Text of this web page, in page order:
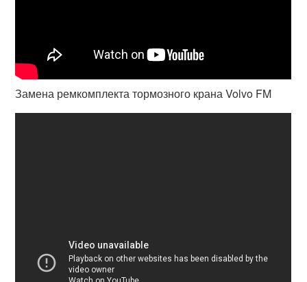
Замена ремкомплекта тормозного крана Volvo FM